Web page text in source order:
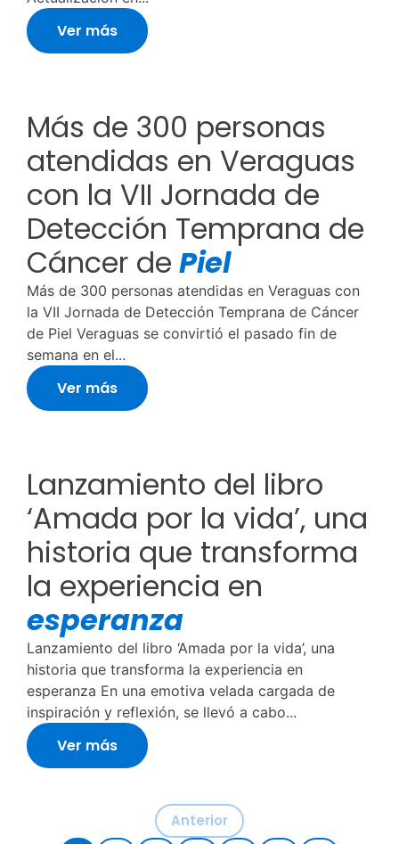
Ver más
Más de 300 personas
atendidas en Veraguas
con la VII Jornada de
Detección Temprana de
Cáncer de Piel
Más de 300 personas atendidas en Veraguas con
la VII Jornada de Detección Temprana de Cáncer
de Piel Veraguas se convirtió el pasado fin de
semana en el...
Ver más
Lanzamiento del libro
‘Amada por la vida’, una
historia que transforma
la experiencia en
esperanza
Lanzamiento del libro ‘Amada por la vida’, una
historia que transforma la experiencia en
esperanza En una emotiva velada cargada de
inspiración y reflexión, se llevó a cabo...
Ver más
Anterior